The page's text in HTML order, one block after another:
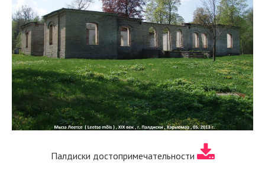
Палдиски достопримечательности